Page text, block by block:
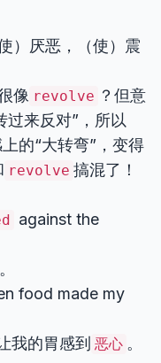
）厌恶，（使）震
像 revolve ？但意
过来反对”，所以
的“大转弯”，变得
revolve 搞混了！
against the
food made my
我的胃感到 恶心 。